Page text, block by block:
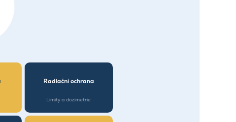
Radiační ochrana
Limity a dozimetrie